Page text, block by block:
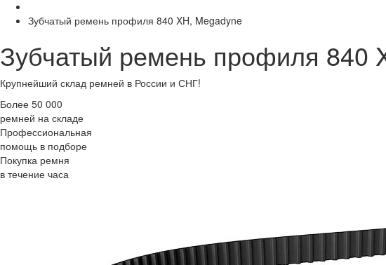
Зубчатый ремень профиля 840 XH, Megadyne
Зубчатый ремень профиля 840
Крупнейший склад ремней в России и СНГ!
Более 50 000
ремней на складе
Профессиональная
помощь в подборе
Покупка ремня
в течение часа